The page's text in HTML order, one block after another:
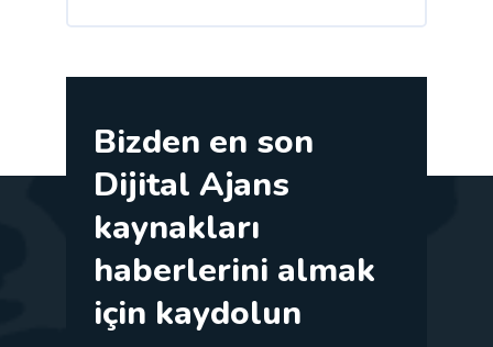
Bizden en son
Dijital Ajans
kaynakları
haberlerini almak
için kaydolun